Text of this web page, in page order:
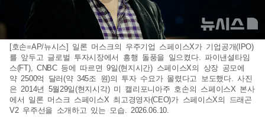
[호손=AP/뉴시스] 일론 머스크의 우주기업 스페이스X가 기업공개(IPO)
를 앞두고 글로벌 투자시장에서 흥행 돌풍을 일으켰다. 파이낸셜타임
스(FT), CNBC 등에 따르면 9일(현지시간) 스페이스X의 상장 공모에
약 2500억 달러(약 345조 원)의 투자 수요가 몰렸다고 보도했다. 사진
은 2014년 5월29일(현지시각) 미 캘리포니아주 호손의 스페이스X 본사
에서 일론 머스크 스페이스X 최고경영자(CEO)가 스페이스X의 드래곤
V2 우주선을 소개하고 있는 모습. 2026.06.10.